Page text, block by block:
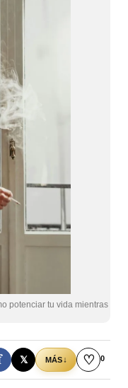
potenciar tu vida mientras
𝕏 MÁS↓ ♡ 0